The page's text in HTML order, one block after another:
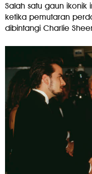
Salah satu gaun ikonik
ketika pemutaran
dibintangi Charlie